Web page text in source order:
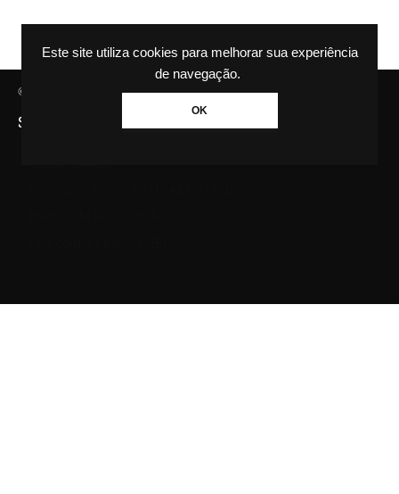
Este site utiliza cookies para melhorar sua experiência
de navegação.
OK
© Agência GBC. Aqui tem notícia. Todos os direitos reservados.
SAIBA MAIS SOBRE A AGÊNCIA GBC